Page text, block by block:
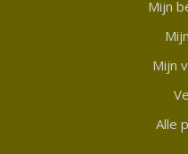
Mijn
Mijn
Alle